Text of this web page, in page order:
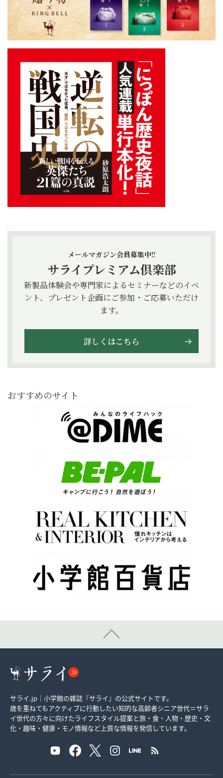
メールマガジン会員募集中!!
サライプレミアム倶楽部
新製品体験会や専門家によるセミナーなどのイベ
ント、プレゼント企画にご参加・ご応募いただけ
ます。
詳しくはこちら
おすすめのサイト
サライ.jp｜小学館の雑誌『サライ』の公式サイトです。
歳を重ねてもアクティブに行動したい知的な高齢者シニア世代＝サラ
イ世代の方々に向けたライフスタイル提案と旅・食・人物・歴史・文
化・趣味・健康・モノ情報など上質な情報を発信しています。